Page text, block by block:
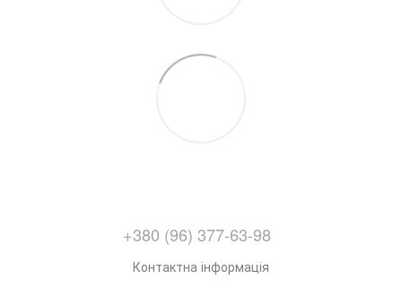
+380 (96) 377-63-98
Контактна інформація